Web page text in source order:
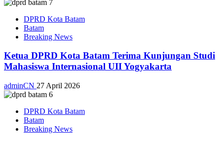
DPRD Kota Batam
Batam
Breaking News
Ketua DPRD Kota Batam Terima Kunjungan Studi
Mahasiswa Internasional UII Yogyakarta
adminCN 27 April 2026
DPRD Kota Batam
Batam
Breaking News